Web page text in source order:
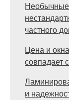
Необычные
частного
Цена и
совпадает
и